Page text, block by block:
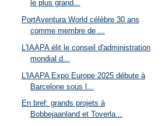
le plus grand...
PortAventura World célèbre 30 ans
comme membre de ...
L'IAAPA élit le conseil d'administration
mondial d...
L'IAAPA Expo Europe 2025 débute à
Barcelone sous l...
En bref: grands projets à
Bobbejaanland et Toverla...